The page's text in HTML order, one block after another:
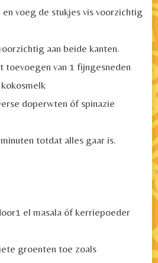
en voeg de stukjes vis voorzichtig
aan beide kanten.
toevoegen van 1 fijngesneden
doperwten óf spinazie
totdat alles gaar is.
el masala óf kerriepoeder
groenten toe zoals